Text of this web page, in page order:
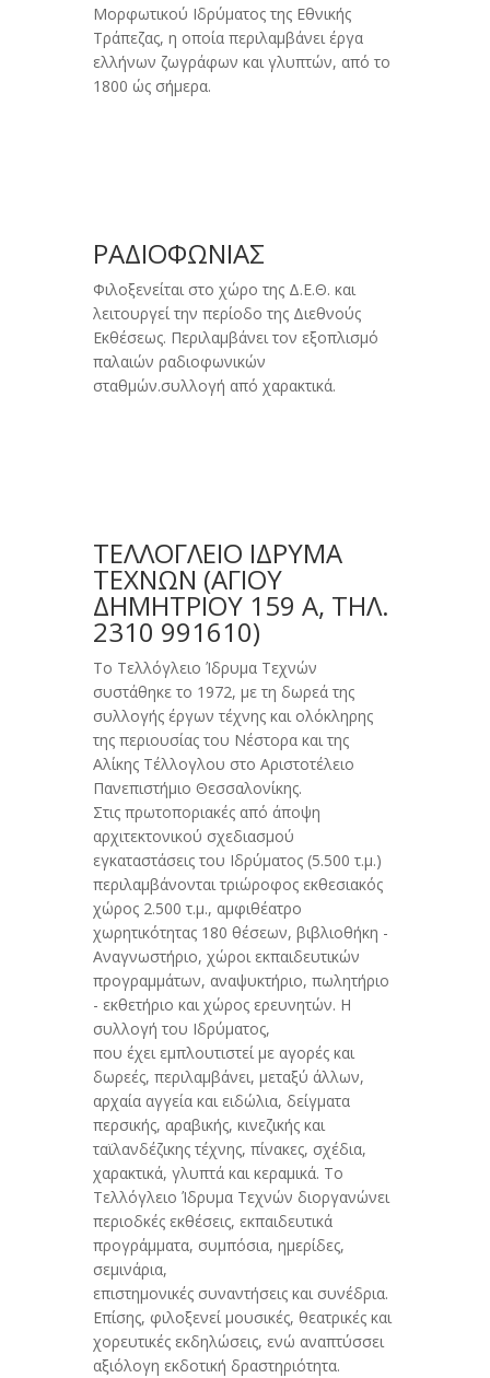
Mορφωτικού Iδρύματος της Eθνικής
Tράπεζας, η οποία περιλαμβάνει έργα
ελλήνων ζωγράφων και γλυπτών, από το
1800 ώς σήμερα.
ΡΑΔΙΟΦΩΝΙΑΣ
Φιλοξενείται στο χώρο της Δ.Ε.Θ. και
λειτουργεί την περίοδο της Διεθνούς
Εκθέσεως. Περιλαμβάνει τον εξοπλισμό
παλαιών ραδιοφωνικών
σταθμών.συλλογή από χαρακτικά.
ΤΕΛΛΟΓΛΕΙΟ ΙΔΡΥΜΑ
ΤΕΧΝΩΝ (AΓΊΟΥ
ΔΗΜΗΤΡΊΟΥ 159 Α, ΤΗΛ.
2310 991610)
Το Τελλόγλειο Ίδρυμα Τεχνών
συστάθηκε το 1972, με τη δωρεά της
συλλογής έργων τέχνης και ολόκληρης
της περιουσίας του Νέστορα και της
Αλίκης Τέλλογλου στο Αριστοτέλειο
Πανεπιστήμιο Θεσσαλονίκης.
Στις πρωτοποριακές από άποψη
αρχιτεκτονικού σχεδιασμού
εγκαταστάσεις του Ιδρύματος (5.500 τ.μ.)
περιλαμβάνονται τριώροφος εκθεσιακός
χώρος 2.500 τ.μ., αμφιθέατρο
χωρητικότητας 180 θέσεων, βιβλιοθήκη -
Aναγνωστήριο, χώροι εκπαιδευτικών
προγραμμάτων, αναψυκτήριο, πωλητήριο
- εκθετήριο και χώρος ερευνητών. Η
συλλογή του Ιδρύματος,
που έχει εμπλουτιστεί με αγορές και
δωρεές, περιλαμβάνει, μεταξύ άλλων,
αρχαία αγγεία και ειδώλια, δείγματα
περσικής, αραβικής, κινεζικής και
ταϊλανδέζικης τέχνης, πίνακες, σχέδια,
χαρακτικά, γλυπτά και κεραμικά. Το
Τελλόγλειο Ίδρυμα Τεχνών διοργανώνει
περιοδκές εκθέσεις, εκπαιδευτικά
προγράμματα, συμπόσια, ημερίδες,
σεμινάρια,
επιστημονικές συναντήσεις και συνέδρια.
Επίσης, φιλοξενεί μουσικές, θεατρικές και
χορευτικές εκδηλώσεις, ενώ αναπτύσσει
αξιόλογη εκδοτική δραστηριότητα.